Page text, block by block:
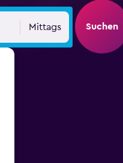
Mittags Suchen